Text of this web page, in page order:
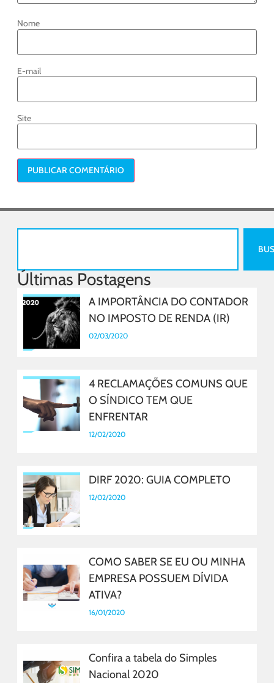
Nome
E-mail
Site
Últimas Postagens
A IMPORTÂNCIA DO CONTADOR
NO IMPOSTO DE RENDA (IR)
02/03/2020
4 RECLAMAÇÕES COMUNS QUE
O SÍNDICO TEM QUE
ENFRENTAR
12/02/2020
DIRF 2020: GUIA COMPLETO
12/02/2020
COMO SABER SE EU OU MINHA
EMPRESA POSSUEM DÍVIDA
ATIVA?
16/01/2020
Confira a tabela do Simples
Nacional 2020